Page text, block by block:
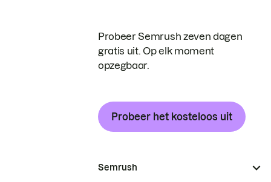
Probeer Semrush zeven dagen
gratis uit. Op elk moment
opzegbaar.
Probeer het kosteloos uit
Semrush